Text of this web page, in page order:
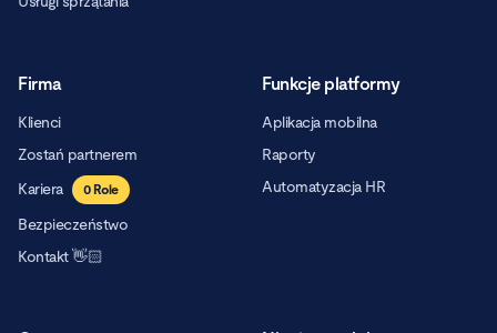
Firma
Klienci
Zostań partnerem
Kariera
0Role
Bezpieczeństwo
Kontakt 👋🏻
Funkcje platformy
Aplikacja mobilna
Raporty
Automatyzacja HR